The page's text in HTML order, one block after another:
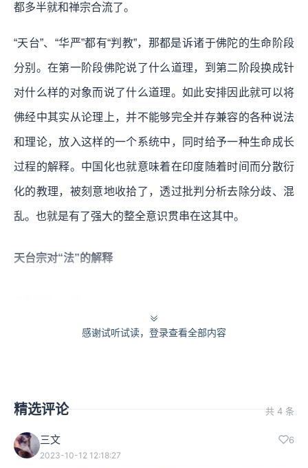
都多半就和禅宗合流了。
“天台”、“华严”都有“判教”，那都是诉诸于佛陀的生命阶段
分别。在第一阶段佛陀说了什么道理，到第二阶段换成针
对什么样的对象而说了什么道理。如此安排因此就可以将
佛经中其实从论理上，并不能够完全并存兼容的各种说法
和理论，放入这样的一个系统中，同时给予一种生命成长
过程的解释。中国化也就意味着在印度随着时间而分散衍
化的教理，被刻意地收拾了，透过批判分析去除分歧、混
乱。也就是有了强大的整全意识贯串在这其中。
天台宗对“法”的解释
感谢试听试读，登录查看全部内容
精选评论 共 4 条
三文 6
2023-10-12 12:18:27